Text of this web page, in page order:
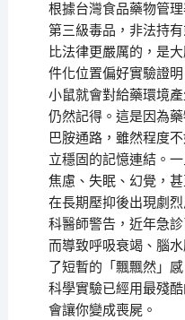
根據台灣食品藥物管
第三級毒品，非法持
比法律更嚴厲的，是
件化位置偏好實驗證
小鼠就會對給藥環境
仍然記得。這是因為
巴胺通路，雖然程度
立穩固的記憶連結。
焦慮、失眠、幻覺，
在長期壓抑後出現劇
科醫師警告，近年急
而導致呼吸衰竭、腦
了短暫的「飄飄然」
科學實驗已經用最殘
會讓你變成喪屍。